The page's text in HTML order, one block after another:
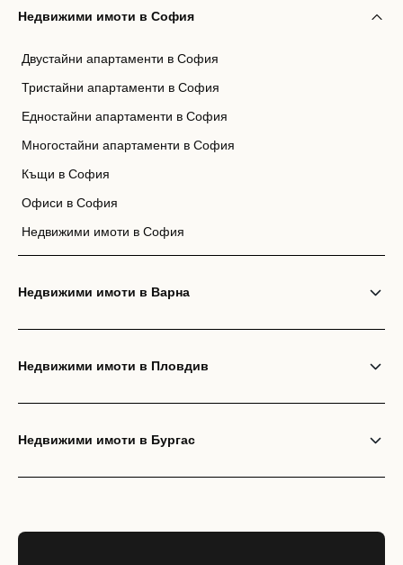
Недвижими имоти в София
Двустайни апартаменти в София
Тристайни апартаменти в София
Едностайни апартаменти в София
Многостайни апартаменти в София
Къщи в София
Офиси в София
Недвижими имоти в София
Недвижими имоти в Варна
Недвижими имоти в Пловдив
Недвижими имоти в Бургас